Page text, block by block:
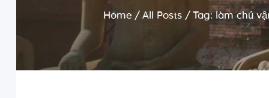
Home All Posts Tag: làm chủ